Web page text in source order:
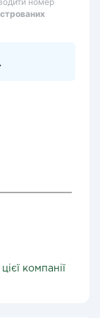
компанії